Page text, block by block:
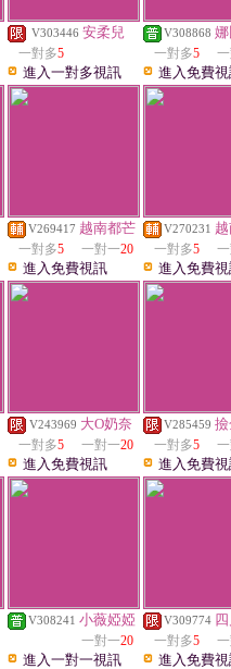
V303446 安柔兒
一對多5
進入一對多視訊
V308868
一對多5
進入免費
V269417 越南都芒
一對多5 一對一20
進入免費視訊
V270231
一對多5
進入免費
V243969 大O奶奈
一對多5 一對一20
進入免費視訊
V285459
一對多5
進入免費
V308241 小薇婭婭
一對一20
進入一對一視訊
V309774
一對多5
進入免費